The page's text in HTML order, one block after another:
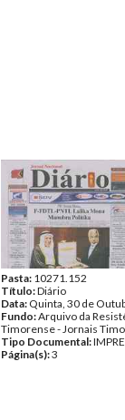
Pasta: 10271.152
Título:Diário
Data: Quinta, 30 de
Fundo:Arquivo da
Timorense - Jornais
Tipo Documental:
Página(s):3